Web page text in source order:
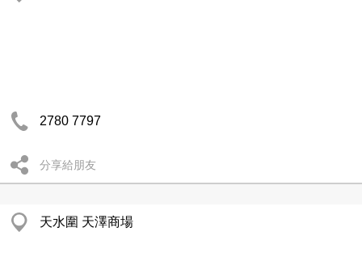
2780 7797
分享給朋友
天水圍 天澤商場